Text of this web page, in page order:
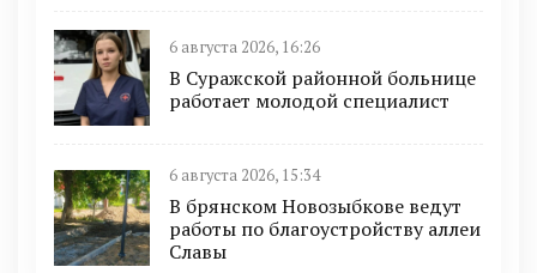
6 августа 2026, 16:26
В Суражской районной больнице
работает молодой специалист
6 августа 2026, 15:34
В брянском Новозыбкове ведут
работы по благоустройству аллеи
Славы